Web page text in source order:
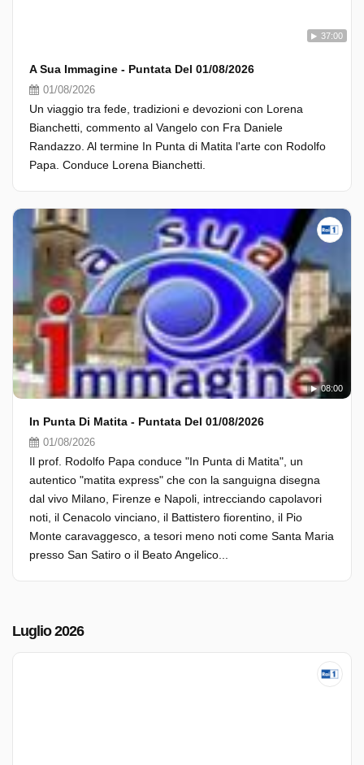
37:00
A Sua Immagine - Puntata Del 01/08/2026
01/08/2026
Un viaggio tra fede, tradizioni e devozioni con Lorena
Bianchetti, commento al Vangelo con Fra Daniele
Randazzo. Al termine In Punta di Matita l'arte con Rodolfo
Papa. Conduce Lorena Bianchetti.
08:00
In Punta Di Matita - Puntata Del 01/08/2026
01/08/2026
Il prof. Rodolfo Papa conduce "In Punta di Matita", un
autentico "matita express" che con la sanguigna disegna
dal vivo Milano, Firenze e Napoli, intrecciando capolavori
noti, il Cenacolo vinciano, il Battistero fiorentino, il Pio
Monte caravaggesco, a tesori meno noti come Santa Maria
presso San Satiro o il Beato Angelico...
Luglio 2026